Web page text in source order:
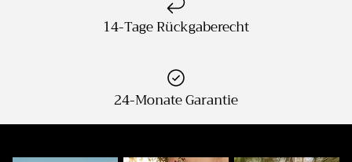
14-Tage Rückgaberecht
24-Monate Garantie